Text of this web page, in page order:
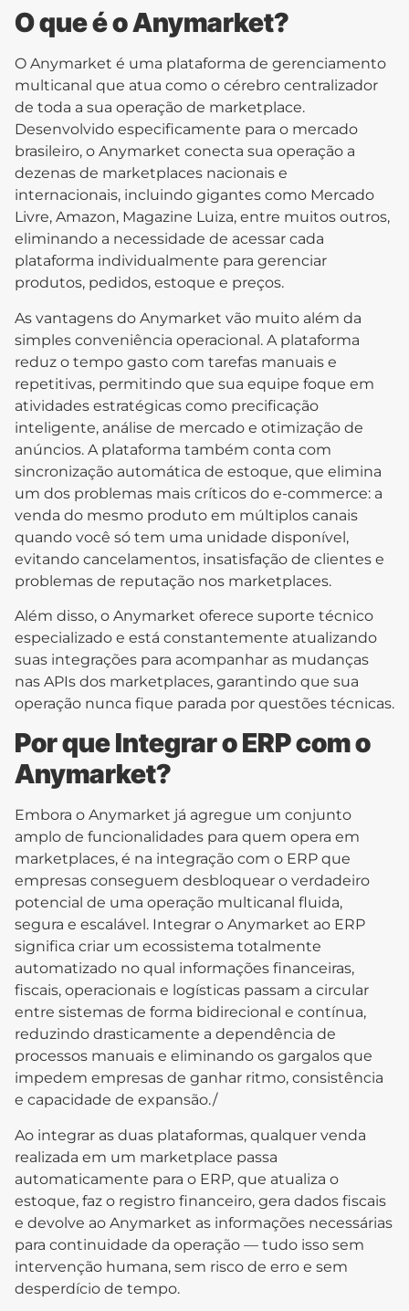
O que é o Anymarket?
O Anymarket é uma plataforma de gerenciamento
multicanal que atua como o cérebro centralizador
de toda a sua operação de marketplace.
Desenvolvido especificamente para o mercado
brasileiro, o Anymarket conecta sua operação a
dezenas de marketplaces nacionais e
internacionais, incluindo gigantes como Mercado
Livre, Amazon, Magazine Luiza, entre muitos outros,
eliminando a necessidade de acessar cada
plataforma individualmente para gerenciar
produtos, pedidos, estoque e preços.
As vantagens do Anymarket vão muito além da
simples conveniência operacional. A plataforma
reduz o tempo gasto com tarefas manuais e
repetitivas, permitindo que sua equipe foque em
atividades estratégicas como precificação
inteligente, análise de mercado e otimização de
anúncios. A plataforma também conta com
sincronização automática de estoque, que elimina
um dos problemas mais críticos do e-commerce: a
venda do mesmo produto em múltiplos canais
quando você só tem uma unidade disponível,
evitando cancelamentos, insatisfação de clientes e
problemas de reputação nos marketplaces.
Além disso, o Anymarket oferece suporte técnico
especializado e está constantemente atualizando
suas integrações para acompanhar as mudanças
nas APIs dos marketplaces, garantindo que sua
operação nunca fique parada por questões técnicas.
Por que Integrar o ERP com o
Anymarket?
Embora o Anymarket já agregue um conjunto
amplo de funcionalidades para quem opera em
marketplaces, é na integração com o ERP que
empresas conseguem desbloquear o verdadeiro
potencial de uma operação multicanal fluida,
segura e escalável. Integrar o Anymarket ao ERP
significa criar um ecossistema totalmente
automatizado no qual informações financeiras,
fiscais, operacionais e logísticas passam a circular
entre sistemas de forma bidirecional e contínua,
reduzindo drasticamente a dependência de
processos manuais e eliminando os gargalos que
impedem empresas de ganhar ritmo, consistência
e capacidade de expansão./
Ao integrar as duas plataformas, qualquer venda
realizada em um marketplace passa
automaticamente para o ERP, que atualiza o
estoque, faz o registro financeiro, gera dados fiscais
e devolve ao Anymarket as informações necessárias
para continuidade da operação — tudo isso sem
intervenção humana, sem risco de erro e sem
desperdício de tempo.